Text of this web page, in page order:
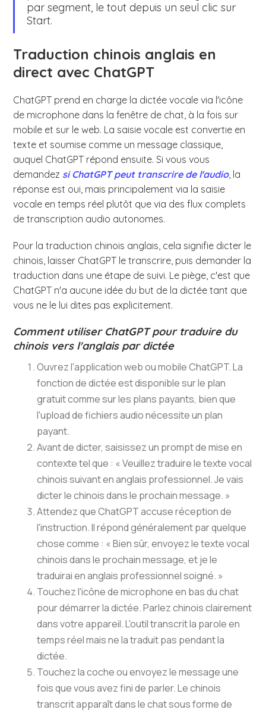
par segment, le tout depuis un seul clic sur
Start.
Traduction chinois anglais en
direct avec ChatGPT
ChatGPT prend en charge la dictée vocale via l'icône
de microphone dans la fenêtre de chat, à la fois sur
mobile et sur le web. La saisie vocale est convertie en
texte et soumise comme un message classique,
auquel ChatGPT répond ensuite. Si vous vous
demandez si ChatGPT peut transcrire de l'audio, la
réponse est oui, mais principalement via la saisie
vocale en temps réel plutôt que via des flux complets
de transcription audio autonomes.
Pour la traduction chinois anglais, cela signifie dicter le
chinois, laisser ChatGPT le transcrire, puis demander la
traduction dans une étape de suivi. Le piège, c'est que
ChatGPT n'a aucune idée du but de la dictée tant que
vous ne le lui dites pas explicitement.
Comment utiliser ChatGPT pour traduire du
chinois vers l'anglais par dictée
Ouvrez l'application web ou mobile ChatGPT. La
fonction de dictée est disponible sur le plan
gratuit comme sur les plans payants, bien que
l'upload de fichiers audio nécessite un plan
payant.
Avant de dicter, saisissez un prompt de mise en
contexte tel que : « Veuillez traduire le texte vocal
chinois suivant en anglais professionnel. Je vais
dicter le chinois dans le prochain message. »
Attendez que ChatGPT accuse réception de
l'instruction. Il répond généralement par quelque
chose comme : « Bien sûr, envoyez le texte vocal
chinois dans le prochain message, et je le
traduirai en anglais professionnel soigné. »
Touchez l'icône de microphone en bas du chat
pour démarrer la dictée. Parlez chinois clairement
dans votre appareil. L'outil transcrit la parole en
temps réel mais ne la traduit pas pendant la
dictée.
Touchez la coche ou envoyez le message une
fois que vous avez fini de parler. Le chinois
transcrit apparaît dans le chat sous forme de